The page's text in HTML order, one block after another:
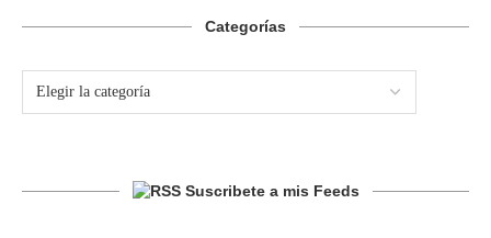
Categorías
Suscribete a mis Feeds